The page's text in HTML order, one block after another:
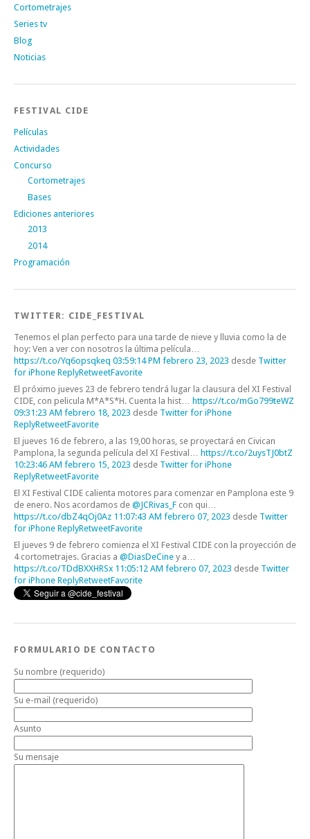
Cortometrajes
Series tv
Blog
Noticias
FESTIVAL CIDE
Películas
Actividades
Concurso
Cortometrajes
Bases
Ediciones anteriores
2013
2014
Programación
TWITTER: CIDE_FESTIVAL
Tenemos el plan perfecto para una tarde de nieve y lluvia como la de
hoy: Ven a ver con nosotros la última película…
https://t.co/Yq6opsqkeq 03:59:14 PM febrero 23, 2023 desde Twitter
for iPhone ReplyRetweetFavorite
El próximo jueves 23 de febrero tendrá lugar la clausura del XI Festival
CIDE, con pelicula M*A*S*H. Cuenta la hist… https://t.co/mGo799teWZ
09:31:23 AM febrero 18, 2023 desde Twitter for iPhone
ReplyRetweetFavorite
El jueves 16 de febrero, a las 19,00 horas, se proyectará en Civican
Pamplona, la segunda película del XI Festival… https://t.co/2uysTJ0btZ
10:23:46 AM febrero 15, 2023 desde Twitter for iPhone
ReplyRetweetFavorite
El XI Festival CIDE calienta motores para comenzar en Pamplona este 9
de enero. Nos acordamos de @JCRivas_F con qui…
https://t.co/dbZ4qOj0Az 11:07:43 AM febrero 07, 2023 desde Twitter
for iPhone ReplyRetweetFavorite
El jueves 9 de febrero comienza el XI Festival CIDE con la proyección de
4 cortometrajes. Gracias a @DiasDeCine y a…
https://t.co/TDdBXXHRSx 11:05:12 AM febrero 07, 2023 desde Twitter
for iPhone ReplyRetweetFavorite
FORMULARIO DE CONTACTO
Su nombre (requerido)
Su e-mail (requerido)
Asunto
Su mensaje